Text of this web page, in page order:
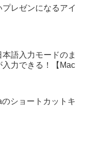
レゼンになるアイ
本語入力モードのま
入力できる！【Mac
のショートカットキ